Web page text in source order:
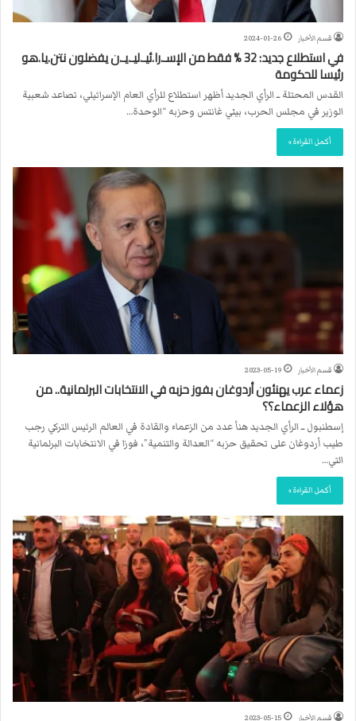
قسم الأخبار 2024-01-26
في استطلاع جديد: 32 % فقط من الإسـ.را.ئيـ.ليـ.يـ.ن يفضلون نتن.يا.هو
رئيسا للحكومة
القدس المحتلة ــ الرأي الجديد أظهر استطلاع للرأي العام الإسرائيلي، تصاعد شعبية
الوزير في مجلس الحرب، بيني غانتس وحزبه “الوحدة…
أكمل القراءة »
قسم الأخبار 2023-05-19
زعماء عرب يهنئون أردوغان بفوز حزبه في الانتخابات البرلمانية.. من
هؤلاء الزعماء؟؟
إسطنبول ــ الرأي الجديد هنأ عدد من الزعماء والقادة في العالم الرئيس التركي رجب
طيب أردوغان على تحقيق حزبه “العدالة والتنمية”، فوزا في الانتخابات البرلمانية
التي…
أكمل القراءة »
قسم الأخبار 2023-05-15